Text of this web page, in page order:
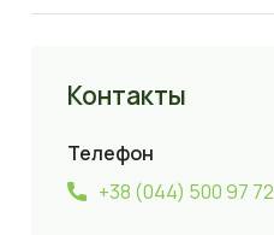
Контакты
Телефон
+38 (044) 500 97 72